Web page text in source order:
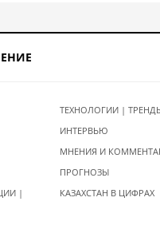
|
ТЕХНОЛОГИИ |
ИНТЕРВЬЮ
МНЕНИЯ И
ПРОГНОЗЫ
КАЗАХСТАН В ЦИФРАХ